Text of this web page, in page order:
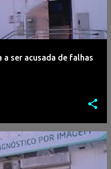
ser acusada de falhas